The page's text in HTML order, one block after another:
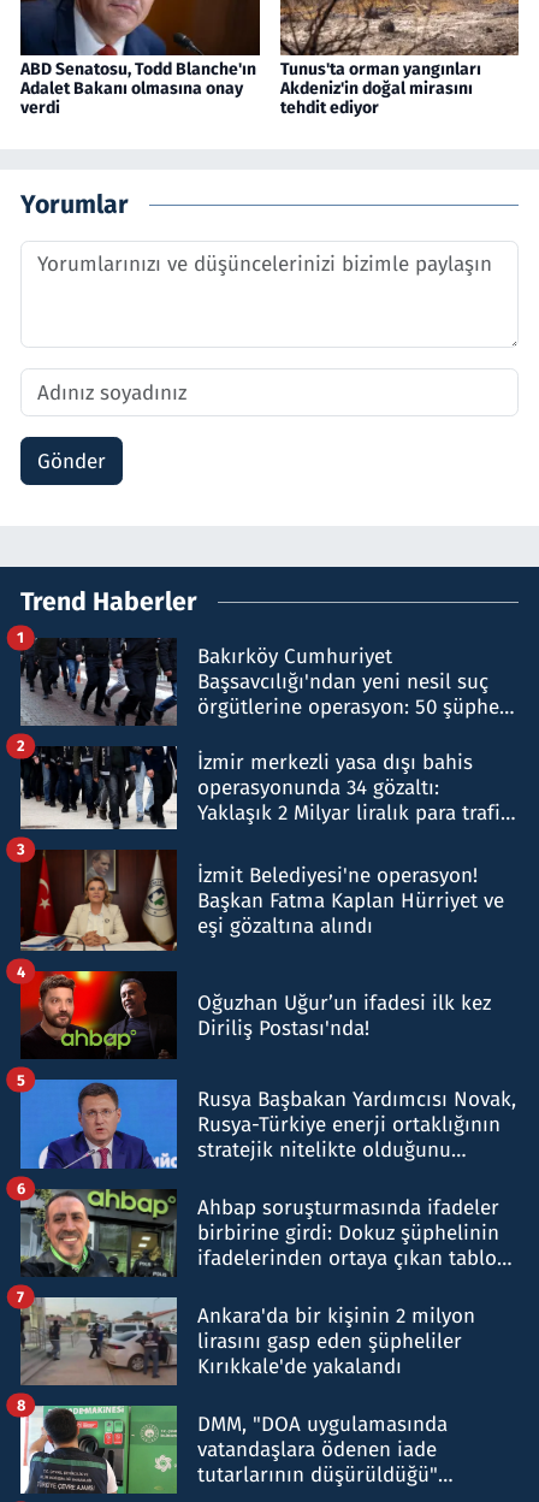
ABD Senatosu, Todd Blanche'ın
Adalet Bakanı olmasına onay
verdi
Tunus'ta orman yangınları
Akdeniz'in doğal mirasını
tehdit ediyor
Yorumlar
Gönder
Trend Haberler
Bakırköy Cumhuriyet
Başsavcılığı'ndan yeni nesil suç
örgütlerine operasyon: 50 şüpheli
1
İzmir merkezli yasa dışı bahis
operasyonunda 34 gözaltı:
Yaklaşık 2 Milyar liralık para trafiği
2
İzmit Belediyesi'ne operasyon!
Başkan Fatma Kaplan Hürriyet ve
eşi gözaltına alındı
3
Oğuzhan Uğur’un ifadesi ilk kez
Diriliş Postası'nda!
4
Rusya Başbakan Yardımcısı Novak,
Rusya-Türkiye enerji ortaklığının
stratejik nitelikte olduğunu
5
Ahbap soruşturmasında ifadeler
birbirine girdi: Dokuz şüphelinin
ifadelerinden ortaya çıkan tablo
6
Ankara'da bir kişinin 2 milyon
lirasını gasp eden şüpheliler
Kırıkkale'de yakalandı
7
DMM, "DOA uygulamasında
vatandaşlara ödenen iade
tutarlarının düşürüldüğü"
8